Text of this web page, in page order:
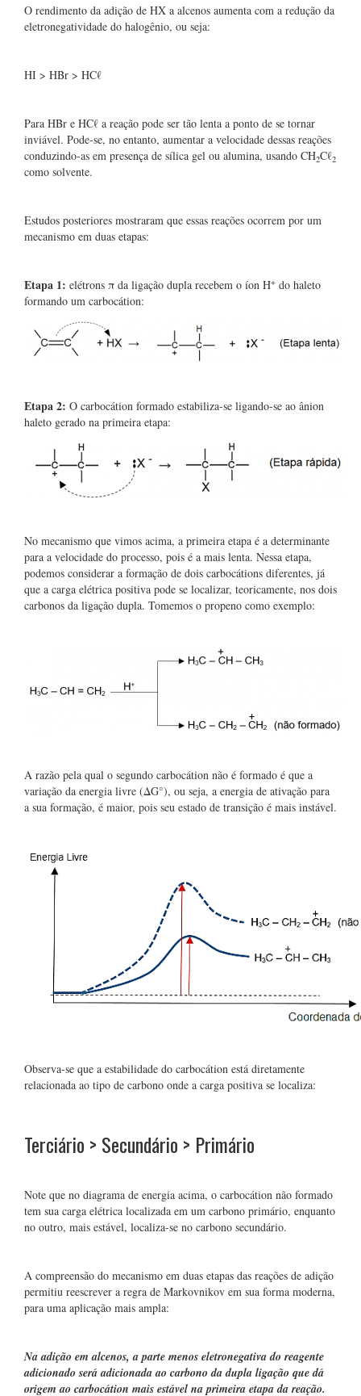
O rendimento da adição de HX a alcenos aumenta com a redução da
eletronegatividade do halogênio, ou seja:
HI > HBr > HCℓ
Para HBr e HCℓ a reação pode ser tão lenta a ponto de se tornar
inviável. Pode-se, no entanto, aumentar a velocidade dessas reações
conduzindo-as em presença de sílica gel ou alumina, usando CH2Cℓ2
como solvente.
Estudos posteriores mostraram que essas reações ocorrem por um
mecanismo em duas etapas:
Etapa 1: elétrons π da ligação dupla recebem o íon H+ do haleto
formando um carbocátion:
Etapa 2: O carbocátion formado estabiliza-se ligando-se ao ânion
haleto gerado na primeira etapa:
No mecanismo que vimos acima, a primeira etapa é a determinante
para a velocidade do processo, pois é a mais lenta. Nessa etapa,
podemos considerar a formação de dois carbocátions diferentes, já
que a carga elétrica positiva pode se localizar, teoricamente, nos dois
carbonos da ligação dupla. Tomemos o propeno como exemplo:
A razão pela qual o segundo carbocátion não é formado é que a
variação da energia livre (ΔG°), ou seja, a energia de ativação para
a sua formação, é maior, pois seu estado de transição é mais instável.
Observa-se que a estabilidade do carbocátion está diretamente
relacionada ao tipo de carbono onde a carga positiva se localiza:
Terciário > Secundário > Primário
Note que no diagrama de energia acima, o carbocátion não formado
tem sua carga elétrica localizada em um carbono primário, enquanto
no outro, mais estável, localiza-se no carbono secundário.
A compreensão do mecanismo em duas etapas das reações de adição
permitiu reescrever a regra de Markovnikov em sua forma moderna,
para uma aplicação mais ampla:
Na adição em alcenos, a parte menos eletronegativa do reagente
adicionado será adicionada ao carbono da dupla ligação que dá
origem ao carbocátion mais estável na primeira etapa da reação.